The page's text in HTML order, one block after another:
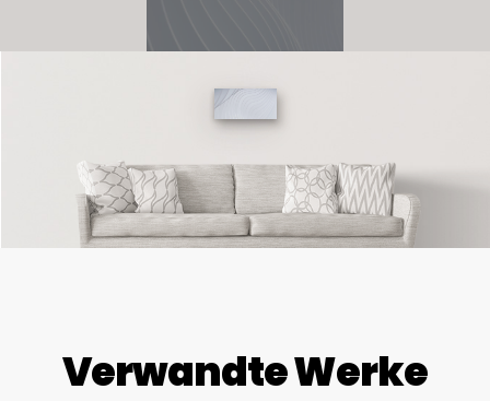
Verwandte Werke